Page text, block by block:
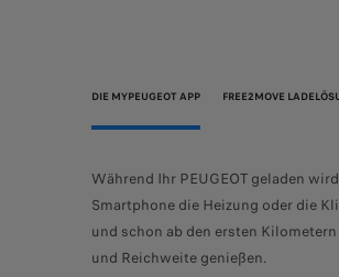
Während Ihr PEUGEOT geladen
Smartphone die Heizung oder die
und schon ab den ersten
und Reichweite genießen.
DIE MYPEUGEOT APP FREE2MOVE